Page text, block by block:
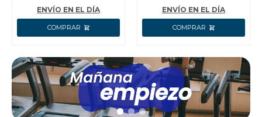
ENVÍO EN EL DÍA
5 LIJAS I
ENVÍO EN EL DÍA